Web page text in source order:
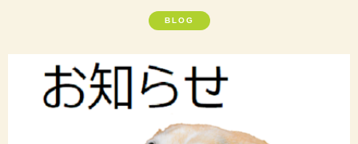
BLOG